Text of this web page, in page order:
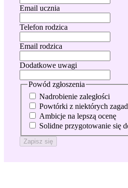
Email ucznia
Telefon rodzica
Email rodzica
Dodatkowe uwagi
Powód zgłoszenia
Nadrobienie zaległości
Powtórki z niektórych
Ambicje na lepszą ocenę
Solidne przygotowanie się
Zapisz się